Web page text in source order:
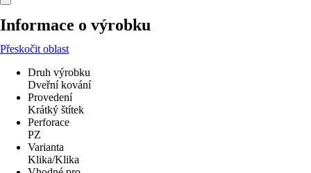
Informace o výrobku
Přeskočit oblast
Druh výrobku
Dveřní kování
Provedení
Krátký štítek
Perforace
PZ
Varianta
Klika/Klika